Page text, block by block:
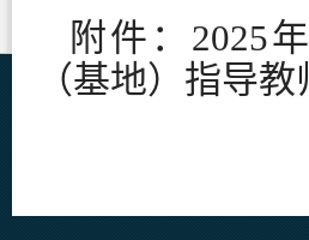
附件：2025
（基地）指导